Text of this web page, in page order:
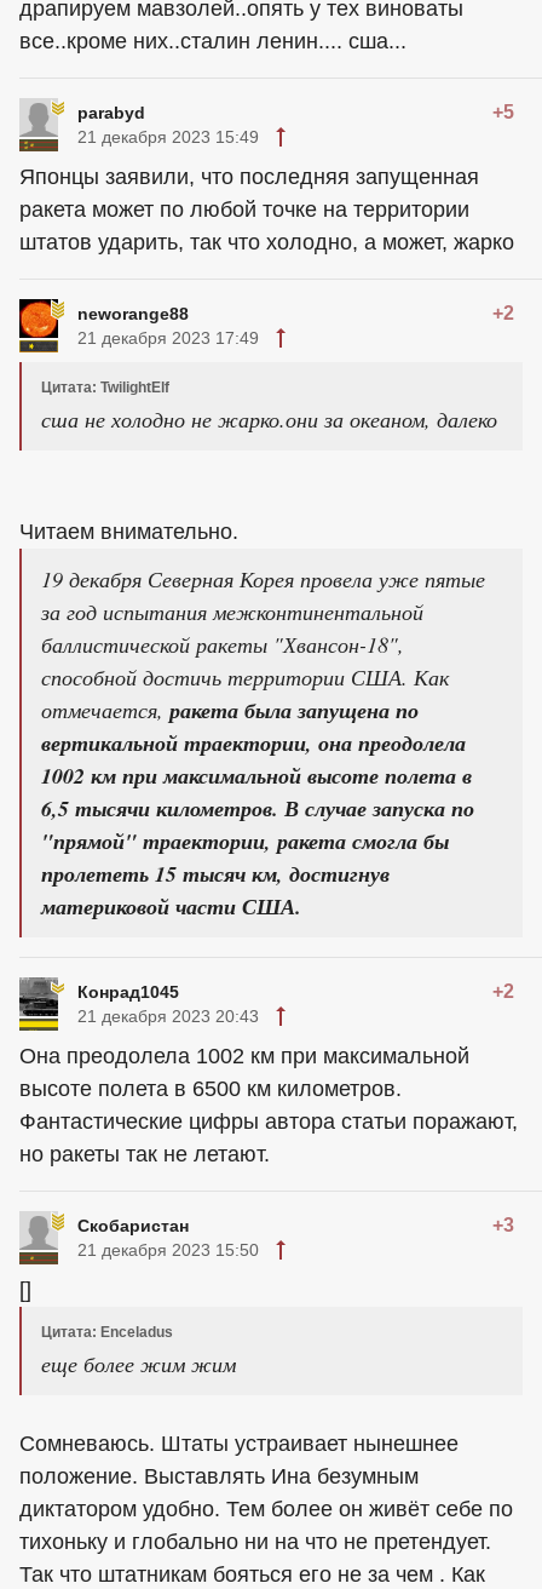
драпируем мавзолей..опять у тех виноваты
все..кроме них..сталин ленин.... сша...
parabyd +5
21 декабря 2023 15:49
Японцы заявили, что последняя запущенная
ракета может по любой точке на территории
штатов ударить, так что холодно, а может, жарко
neworange88 +2
21 декабря 2023 17:49
Цитата: TwilightElf
сша не холодно не жарко.они за океаном, далеко
Читаем внимательно.
19 декабря Северная Корея провела уже пятые
за год испытания межконтинентальной
баллистической ракеты "Хвансон-18",
способной достичь территории США. Как
отмечается, ракета была запущена по
вертикальной траектории, она преодолела
1002 км при максимальной высоте полета в
6,5 тысячи километров. В случае запуска по
"прямой" траектории, ракета смогла бы
пролететь 15 тысяч км, достигнув
материковой части США.
Конрад1045 +2
21 декабря 2023 20:43
Она преодолела 1002 км при максимальной
высоте полета в 6500 км километров.
Фантастические цифры автора статьи поражают,
но ракеты так не летают.
Скобаристан +3
21 декабря 2023 15:50
[]
Цитата: Enceladus
еще более жим жим
Сомневаюсь. Штаты устраивает нынешнее
положение. Выставлять Ина безумным
диктатором удобно. Тем более он живёт себе по
тихоньку и глобально ни на что не претендует.
Так что штатникам бояться его не за чем . Как